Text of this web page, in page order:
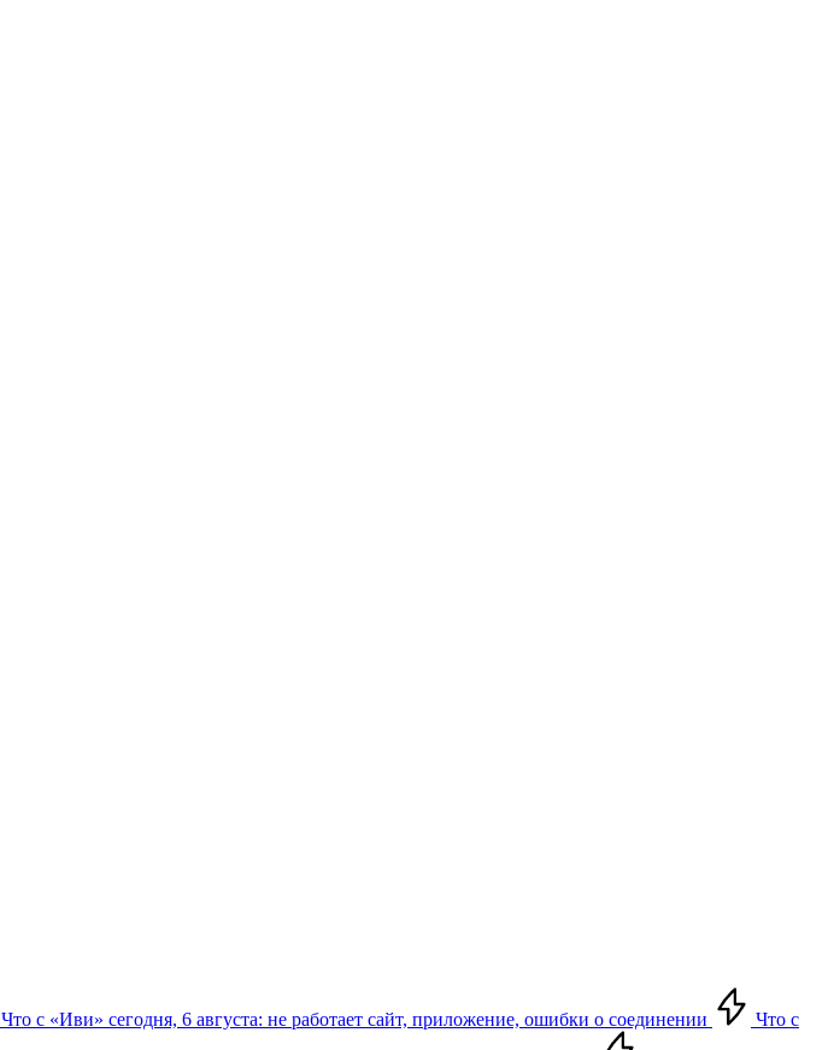
Что с «Иви» сегодня, 6 августа: не работает сайт, приложение, ошибки о соединении Что с